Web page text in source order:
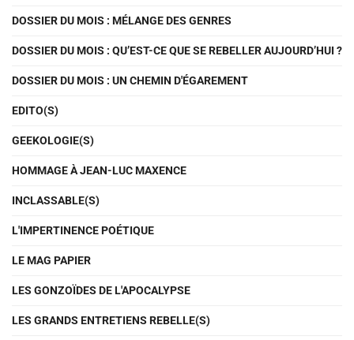
DOSSIER DU MOIS : MÉLANGE DES GENRES
DOSSIER DU MOIS : QU’EST-CE QUE SE REBELLER AUJOURD’HUI ?
DOSSIER DU MOIS : UN CHEMIN D'ÉGAREMENT
EDITO(S)
GEEKOLOGIE(S)
HOMMAGE À JEAN-LUC MAXENCE
INCLASSABLE(S)
L'IMPERTINENCE POÉTIQUE
LE MAG PAPIER
LES GONZOÏDES DE L'APOCALYPSE
LES GRANDS ENTRETIENS REBELLE(S)